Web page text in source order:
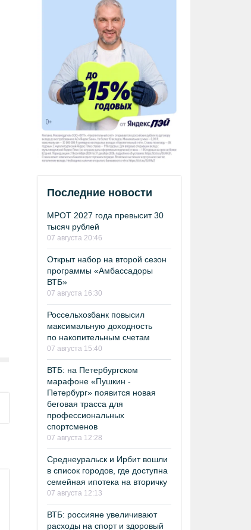
Последние новости
МРОТ 2027 года превысит 30
тысяч рублей
07 августа 20:46
Открыт набор на второй сезон
программы «Амбассадоры
ВТБ»
07 августа 16:30
Россельхозбанк повысил
максимальную доходность
по накопительным счетам
07 августа 15:40
ВТБ: на Петербургском
марафоне «Пушкин -
Петербург» появится новая
беговая трасса для
профессиональных
спортсменов
07 августа 12:28
Среднеуральск и Ирбит вошли
в список городов, где доступна
семейная ипотека на вторичку
07 августа 12:13
ВТБ: россияне увеличивают
расходы на спорт и здоровый